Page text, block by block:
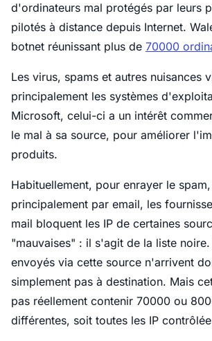
d'ordinateurs mal protégés par leurs
pilotés à distance depuis Internet.
botnet réunissant plus de 70000
Les virus, spams et autres nuisances
principalement les systèmes
Microsoft, celui-ci a un intérêt
le mal à sa source, pour améliorer
produits.
Habituellement, pour enrayer le
principalement par email, les
mail bloquent les IP de certaines
"mauvaises" : il s'agit de la liste noire.
envoyés via cette source n'arrivent
simplement pas à destination. Mais
pas réellement contenir 70000 ou
différentes, soit toutes les IP